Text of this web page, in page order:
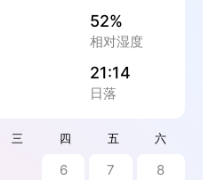
三 四 五 六
6 7 8
52%
相对湿度
21:14
日落